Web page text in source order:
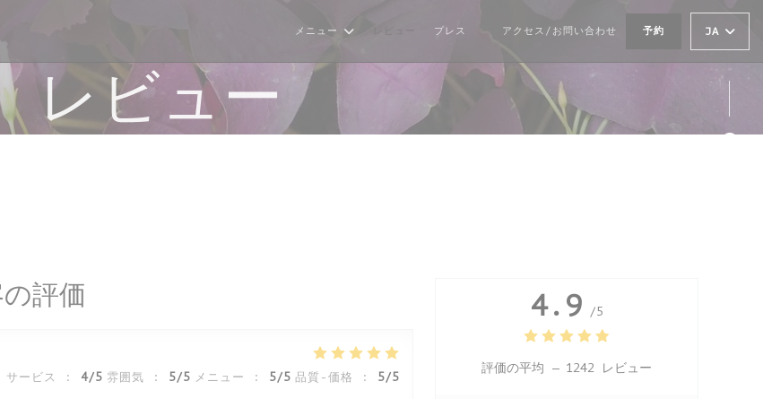
メニュー プレス
((新しいウィンドウで開きます))
アクセス/お問い合わせ 予約 JA
レビュー
評価
サービス : 4/5 雰囲気 : 5/5 メニュー : 5/5 品質-価格 : 5/5
4.9 /5
評価の平均 — 1242 レビュー